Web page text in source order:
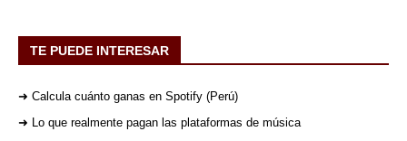
TE PUEDE INTERESAR
➜ Calcula cuánto ganas en Spotify (Perú)
➜ Lo que realmente pagan las plataformas de música